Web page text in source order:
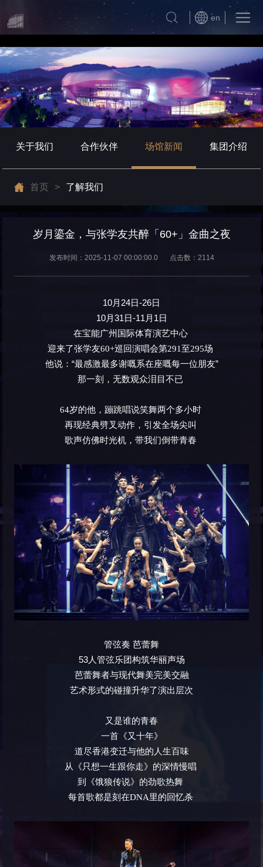
en
关于我们 合作伙伴 场馆新闻 集团介绍
首页 > 了解我们
岁月鎏金，与张学友共醉「60+」金曲之夜
发布时间：2025-11-07 00:00:00.0 点击数：2114
10月24日-26日
10月31日-11月1日
在宝能广州国际体育演艺中心
迎来了张学友60+巡回演唱会第291至295场
他说：“最感激最多谢嘅系在座嘅每一位朋友”
那一刻，无数观众泪目不已
64岁的他，蹦跳唱说笑舞两个多小时
再现经典劈叉动作，引发全场尖叫
歌声仿佛时光机，带我们倒带青春
管弦奏 芭蕾舞
53人管弦乐团构筑华丽声场
芭蕾舞者与现代舞美完美交融
艺术形式的碰撞升华了演出层次
又是谁的青春
一首《又十年》
道尽香港变迁与他的人生百味
从《只想一生跟你走》的深情慢唱
到《饿狼传说》的劲歌热舞
每首歌都是刻在DNA里的回忆杀